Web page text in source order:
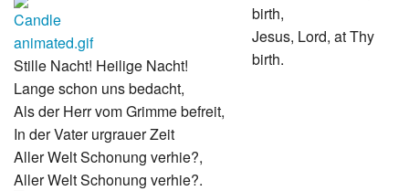
Stille Nacht! Heilige Nacht!
Lange schon uns bedacht,
Als der Herr vom Grimme befreit,
In der Vater urgrauer Zeit
Aller Welt Schonung verhie?,
Aller Welt Schonung verhie?.
birth,
Jesus, Lord, at Thy
birth.